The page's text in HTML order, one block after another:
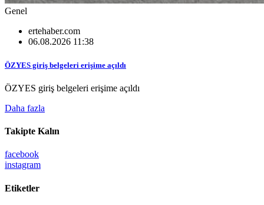
Genel
ertehaber.com
06.08.2026 11:38
ÖZYES giriş belgeleri erişime açıldı
ÖZYES giriş belgeleri erişime açıldı
Daha fazla
Takipte Kalın
facebook
instagram
Etiketler